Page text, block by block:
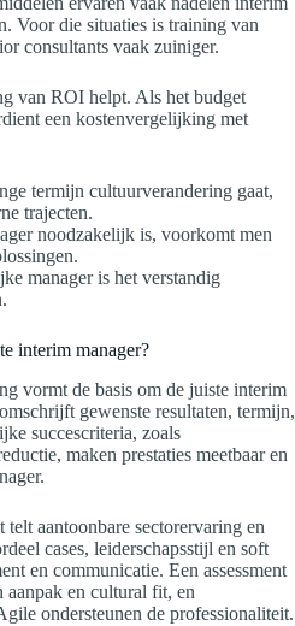
Voor die situaties is training van
consultants vaak zuiniger.
van ROI helpt. Als het budget
een kostenvergelijking met
termijn cultuurverandering gaat,
trajecten.
noodzakelijk is, voorkomt men
manager is het verstandig
interim manager?
vormt de basis om de juiste interim
gewenste resultaten, termijn,
succescriteria, zoals
maken prestaties meetbaar en
aantoonbare sectorervaring en
cases, leiderschapsstijl en soft
en communicatie. Een assessment
en cultural fit, en
ondersteunen de professionaliteit.